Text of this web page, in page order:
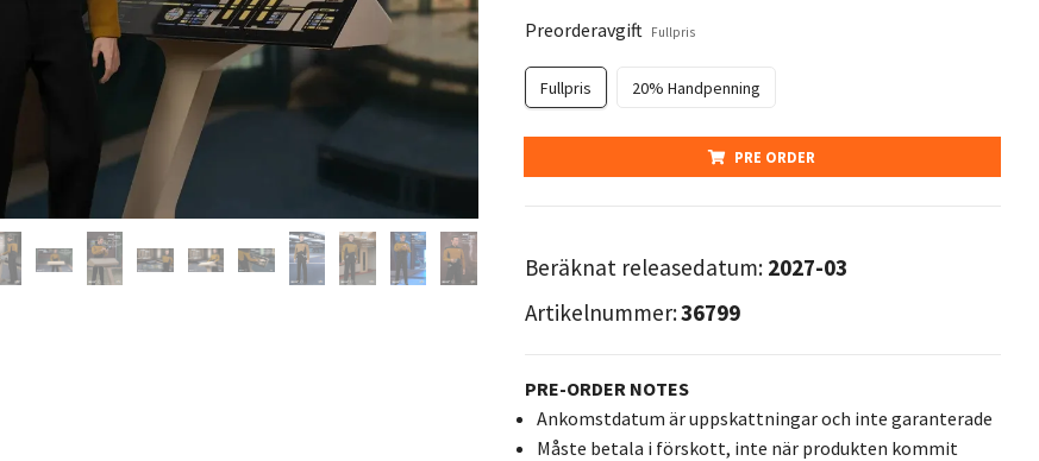
Preorderavgift Fullpris
Fullpris 20% Handpenning
PRE ORDER
Beräknat releasedatum: 2027-03
Artikelnummer:36799
PRE-ORDER NOTES
Ankomstdatum är uppskattningar och inte garanterade
Måste betala i förskott, inte när produkten kommit